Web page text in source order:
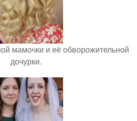
мамочки и её обворожительной
дочурки.